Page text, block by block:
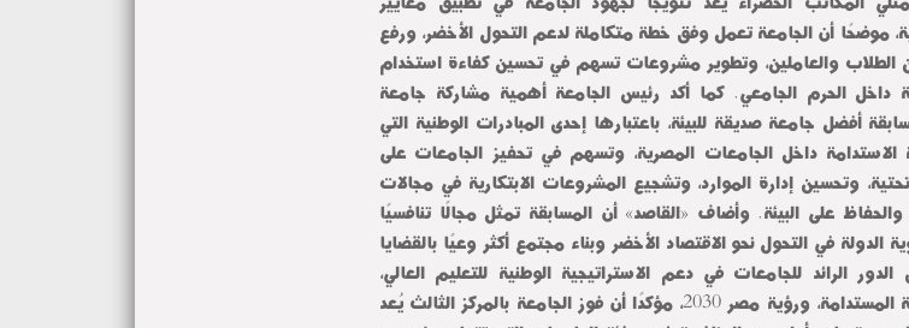
موضحًا أن الجامعة تعمل وفق خطة متكاملة لدعم التحول الأخضر، ورفع
الطلاب والعاملين، وتطوير مشروعات تسهم في تحسين كفاءة استخدام
داخل الحرم الجامعي. كما أكد رئيس الجامعة أهمية مشاركة جامعة
أفضل جامعة صديقة للبيئة، باعتبارها إحدى المبادرات الوطنية التي
الاستدامة داخل الجامعات المصرية، وتسهم في تحفيز الجامعات على
وتحسين إدارة الموارد، وتشجيع المشروعات الابتكارية في مجالات
والحفاظ على البيئة. وأضاف «القاصد» أن المسابقة تمثل مجالًا تنافسيًا
الدولة في التحول نحو الاقتصاد الأخضر وبناء مجتمع أكثر وعيًا بالقضايا
الدور الرائد للجامعات في دعم الاستراتيجية الوطنية للتعليم العالي،
وأهداف التنمية المستدامة، ورؤية مصر 2030، مؤكدًا أن فوز الجامعة بالمركز الثالث يُعد